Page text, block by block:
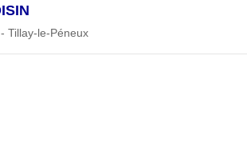
Tillay-le-Péneux